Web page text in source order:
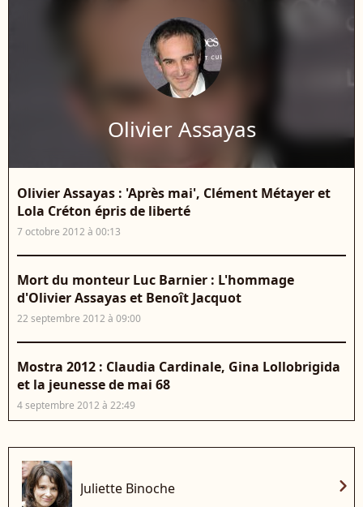
Olivier Assayas
Olivier Assayas : 'Après mai', Clément Métayer et
Lola Créton épris de liberté
7 octobre 2012 à 00:13
Mort du monteur Luc Barnier : L'hommage
d'Olivier Assayas et Benoît Jacquot
22 septembre 2012 à 09:00
Mostra 2012 : Claudia Cardinale, Gina Lollobrigida
et la jeunesse de mai 68
4 septembre 2012 à 22:49
Juliette Binoche chevron_right